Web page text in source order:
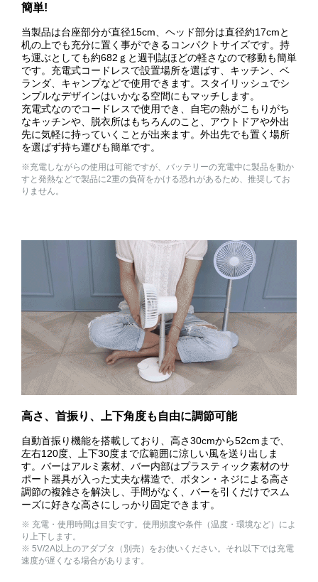
簡単!
当製品は台座部分が直径15cm、ヘッド部分は直径約17cmと
机の上でも充分に置く事ができるコンパクトサイズです。持
ち運ぶとしても約682ｇと週刊誌ほどの軽さなので移動も簡単
です。充電式コードレスで設置場所を選ばす、キッチン、ベ
ランダ、キャンプなどで使用できます。スタイリッシュでシ
ンプルなデザインはいかなる空間にもマッチします。
充電式なのでコードレスで使用でき、自宅の熱がこもりがち
なキッチンや、脱衣所はもちろんのこと、アウトドアや外出
先に気軽に持っていくことが出来ます。外出先でも置く場所
を選ばず持ち運びも簡単です。
※充電しながらの使用は可能ですが、バッテリーの充電中に製品を動か
すと発熱などで製品に2重の負荷をかける恐れがあるため、推奨してお
りません。
高さ、首振り、上下角度も自由に調節可能
自動首振り機能を搭載しており、高さ30cmから52cmまで、
左右120度、上下30度まで広範囲に涼しい風を送り出しま
す。バーはアルミ素材、バー内部はプラスティック素材のサ
ポート器具が入った丈夫な構造で、ボタン・ネジによる高さ
調節の複雑さを解決し、手間がなく、バーを引くだけでスム
ーズに好きな高さにしっかり固定できます。
※ 充電・使用時間は目安です。使用頻度や条件（温度・環境など）によ
り上下します。
※ 5V/2A以上のアダプタ（別売）をお使いください。それ以下では充電
速度が遅くなる場合があります。